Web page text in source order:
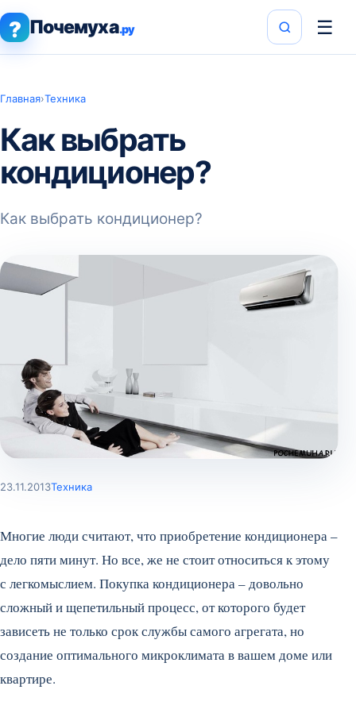
? Почемуха.ру ☰
Главная›Техника
Как выбрать
кондиционер?
Как выбрать кондиционер?
23.11.2013Техника
Многие люди считают, что приобретение кондиционера –
дело пяти минут. Но все, же не стоит относиться к этому
с легкомыслием. Покупка кондиционера – довольно
сложный и щепетильный процесс, от которого будет
зависеть не только срок службы самого агрегата, но
создание оптимального микроклимата в вашем доме или
квартире.